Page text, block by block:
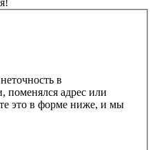
в
поменялся адрес или
это в форме ниже, и мы